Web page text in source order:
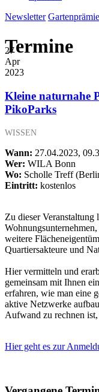
Newsletter
Termine
27
Apr
2023
Kleine naturnahe
PikoParks
WISSEN
Wann: 27.04.2023,
Wer: WILA Bonn
Wo: Scholle Treff
Eintritt: kostenlos
Zu dieser
weitere
Quartiersakteure und
Hier vermitteln und
gemeinsam mit Ihnen
erfahren, wie man eine
aktive Netzwerke
Aufwand zu rechnen
Hier geht es zur